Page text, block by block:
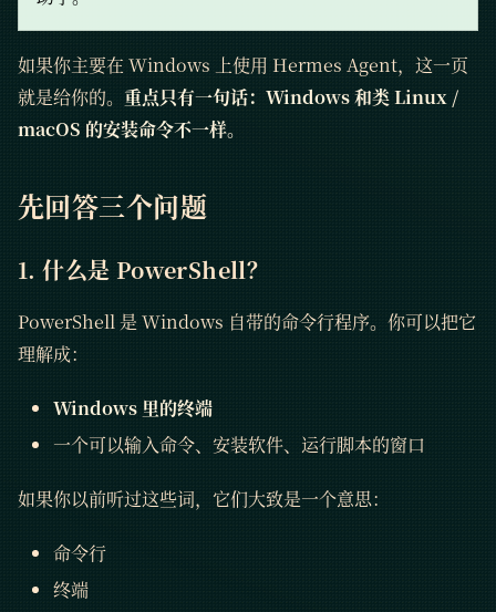
如果你主要在 Windows 上使用 Hermes Agent，这一页
就是给你的。 重点只有一句话：Windows 和类 Linux /
macOS 的安装命令不一样。
先回答三个问题
1. 什么是 PowerShell？
PowerShell 是 Windows 自带的命令行程序。你可以把它
理解成：
Windows 里的终端
一个可以输入命令、安装软件、运行脚本的窗口
如果你以前听过这些词，它们大致是一个意思：
命令行
终端